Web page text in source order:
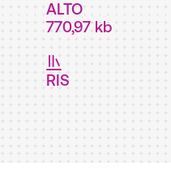
ALTO
770,97 kb
RIS